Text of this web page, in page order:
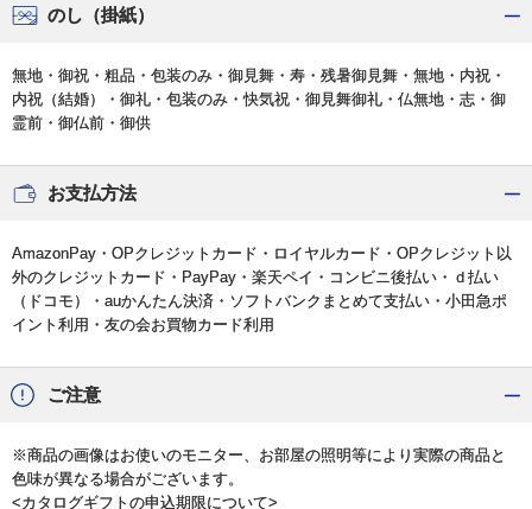
のし（掛紙）
無地・御祝・粗品・包装のみ・御見舞・寿・残暑御見舞・無地・内祝・
内祝（結婚）・御礼・包装のみ・快気祝・御見舞御礼・仏無地・志・御
霊前・御仏前・御供
お支払方法
AmazonPay・OPクレジットカード・ロイヤルカード・OPクレジット以
外のクレジットカード・PayPay・楽天ペイ・コンビニ後払い・ｄ払い
（ドコモ）・auかんたん決済・ソフトバンクまとめて支払い・小田急ポ
イント利用・友の会お買物カード利用
ご注意
※商品の画像はお使いのモニター、お部屋の照明等により実際の商品と
色味が異なる場合がございます。
<カタログギフトの申込期限について>